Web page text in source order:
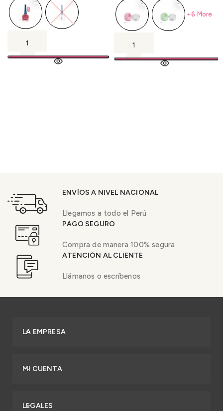
+6 More
ENVÍOS A NIVEL NACIONAL
Llegamos a todo el Perú
PAGO SEGURO
Compra de manera 100% segura
ATENCIÓN AL CLIENTE
Llámanos o escríbenos
LA EMPRESA
MI CUENTA
LEGALES